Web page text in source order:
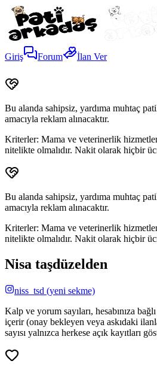
Giriş Forum İlan Ver
Bu alanda sahipsiz, yardıma muhtaç
amacıyla reklam alınacaktır.
Kriterler: Mama ve veterinerlik
nitelikte olmalıdır. Nakit olarak hiçbir
Bu alanda sahipsiz, yardıma muhtaç
amacıyla reklam alınacaktır.
Kriterler: Mama ve veterinerlik
nitelikte olmalıdır. Nakit olarak hiçbir
Nisa taşdüzelden
niss_tsd (yeni sekme)
Kalp ve yorum sayıları, hesabınıza
içerir (onay bekleyen veya askıdaki
sayısı yalnızca herkese açık kayıtları